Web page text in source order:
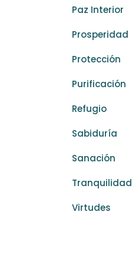
Paz Interior
Prosperidad
Protección
Purificación
Refugio
Sabiduría
Sanación
Tranquilidad
Virtudes